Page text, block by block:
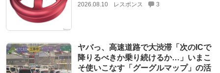
2026.08.10 レスポンス 3
ヤバっ、高速道路で大渋滞「次のICで
降りるべきか乗り続けるか…」いまこ
そ使いこなす「グーグルマップ」の活